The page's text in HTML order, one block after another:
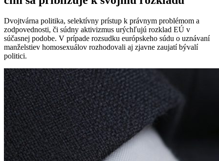
Dvojtvárna politika, selektívny prístup k právnym problémom a
zodpovednosti, či súdny aktivizmus urýchľujú rozklad EÚ v
súčasnej podobe. V prípade rozsudku európskeho súdu o uznávaní
manželstiev homosexuálov rozhodovali aj zjavne zaujatí bývalí
politici.